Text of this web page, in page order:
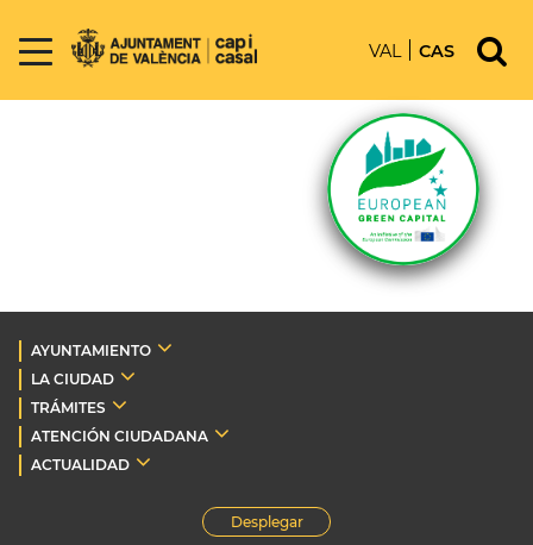
VAL CAS
AYUNTAMIENTO
LA CIUDAD
TRÁMITES
ATENCIÓN CIUDADANA
ACTUALIDAD
Desplegar